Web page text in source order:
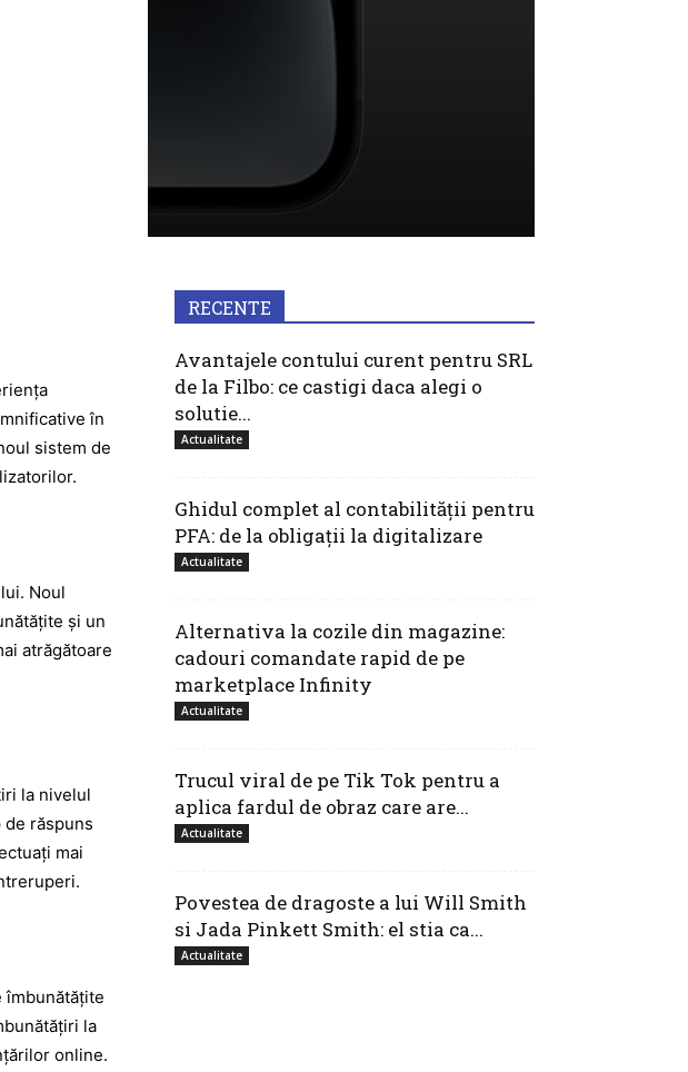
în
sistem de
Noul
și un
atrăgătoare
la nivelul
răspuns
mai
îmbunătățite
la
online.
RECENTE
Avantajele contului curent pentru SRL
de la Filbo: ce castigi daca alegi o
solutie...
Actualitate
Ghidul complet al contabilității pentru
PFA: de la obligații la digitalizare
Actualitate
Alternativa la cozile din magazine:
cadouri comandate rapid de pe
marketplace Infinity
Actualitate
Trucul viral de pe Tik Tok pentru a
aplica fardul de obraz care are...
Actualitate
Povestea de dragoste a lui Will Smith
si Jada Pinkett Smith: el stia ca...
Actualitate